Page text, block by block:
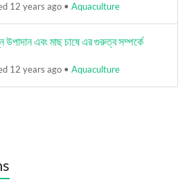
12 years ago •Aquaculture
উপাদান এবং মাছ চাষে এর গুরুত্ব সম্পর্কে
12 years ago •Aquaculture